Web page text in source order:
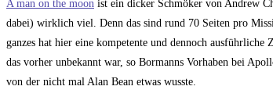
A man on the moon ist ein dicker Schmöker von Andrew
dabei) wirklich viel. Denn das sind rund 70 Seiten pro
ganzes hat hier eine kompetente und dennoch
das vorher unbekannt war, so Bormanns Vorhaben bei
von der nicht mal Alan Bean etwas wusste.